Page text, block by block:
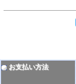
お支払い方法